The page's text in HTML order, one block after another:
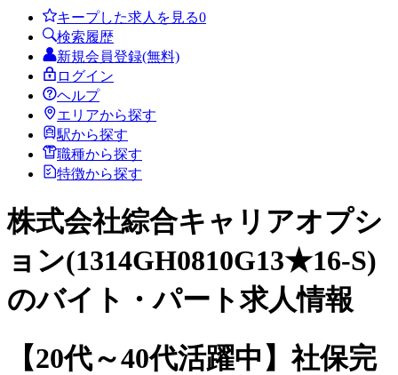
キープした求人を見る0
検索履歴
新規会員登録(無料)
ログイン
ヘルプ
エリアから探す
駅から探す
職種から探す
特徴から探す
株式会社綜合キャリアオプシ
ョン(1314GH0810G13★16-S)
のバイト・パート求人情報
【20代～40代活躍中】社保完